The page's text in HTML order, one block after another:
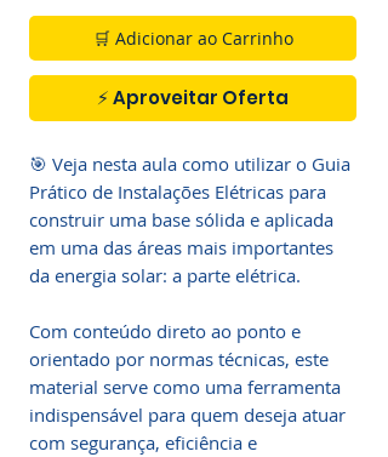
🛒 Adicionar ao Carrinho
⚡ Aproveitar Oferta
🎯 Veja nesta aula como utilizar o Guia
Prático de Instalações Elétricas para
construir uma base sólida e aplicada
em uma das áreas mais importantes
da energia solar: a parte elétrica.
Com conteúdo direto ao ponto e
orientado por normas técnicas, este
material serve como uma ferramenta
indispensável para quem deseja atuar
com segurança, eficiência e